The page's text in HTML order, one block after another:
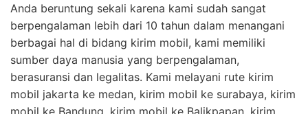
Anda beruntung sekali karena kami sudah sangat
berpengalaman lebih dari 10 tahun dalam menangani
berbagai hal di bidang kirim mobil, kami memiliki
sumber daya manusia yang berpengalaman,
berasuransi dan legalitas. Kami melayani rute kirim
mobil jakarta ke medan, kirim mobil ke surabaya, kirim